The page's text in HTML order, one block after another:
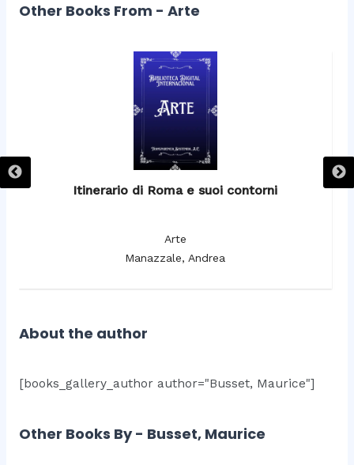
Other Books From - Arte
Itinerario di Roma e suoi contorni
Arte
Manazzale, Andrea
About the author
[books_gallery_author author="Busset, Maurice"]
Other Books By - Busset, Maurice